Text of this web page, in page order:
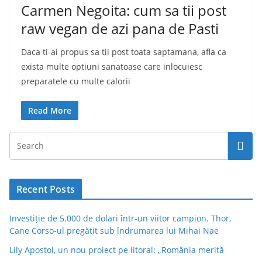
Carmen Negoita: cum sa tii post
raw vegan de azi pana de Pasti
Daca ti-ai propus sa tii post toata saptamana, afla ca
exista multe optiuni sanatoase care inlocuiesc
preparatele cu multe calorii
Read More
Recent Posts
Investiție de 5.000 de dolari într-un viitor campion. Thor,
Cane Corso-ul pregătit sub îndrumarea lui Mihai Nae
Lily Apostol, un nou proiect pe litoral: „România merită